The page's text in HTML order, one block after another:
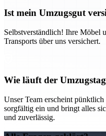
Ist mein Umzugsgut
Selbstverständlich! Ihre Möbel
Transports über uns versichert.
Wie läuft der
Unser Team erscheint
sorgfältig ein und bringt alles
und zuverlässig.